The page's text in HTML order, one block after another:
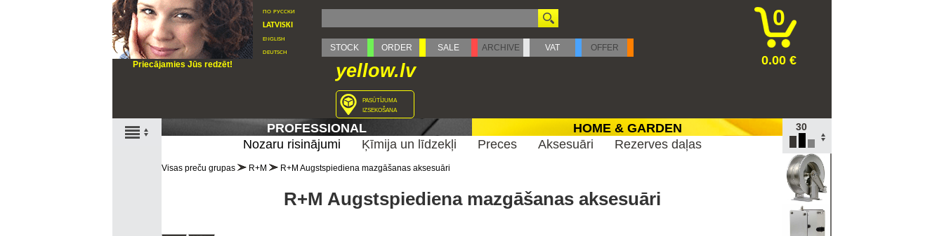
Priecājamies Jūs redzēt!
по русски
latviski
english
deutsch
STOCK ORDER SALE ARCHIVE VAT OFFER
yellow.lv
pasūtījuma
izsekošana
0
0.00 €
PROFESSIONAL
HOME & GARDEN
Nozaru risinājumi
Ķīmija un līdzekļi Preces Aksesuāri Rezerves daļas
TOP
100
30
10